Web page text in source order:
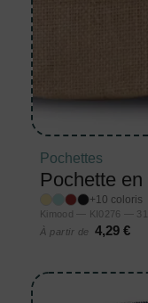
Pochettes
Pochette
+10 coloris
Kimood — KI0276 —
À partir de
4,29 €